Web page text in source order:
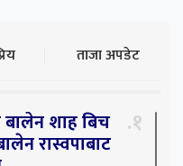
ताजा अपडेट
बालेन शाह बिच
रास्वपाबाट
१